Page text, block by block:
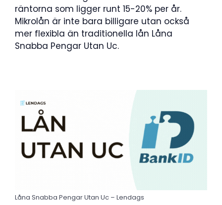
räntorna som ligger runt 15-20% per år.
Mikrolån är inte bara billigare utan också
mer flexibla än traditionella lån Låna
Snabba Pengar Utan Uc.
Låna Snabba Pengar Utan Uc – Lendags